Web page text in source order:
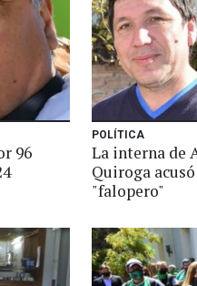
96
POLÍTICA
La interna de
Quiroga
"falopero"